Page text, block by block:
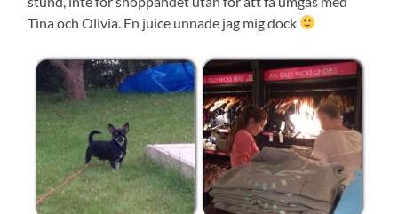
Tina och Olivia. En juice unnade jag mig dock